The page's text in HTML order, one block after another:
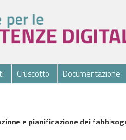
Cruscotto Documentazione
e pianificazione dei